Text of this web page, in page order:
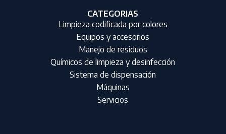
CATEGORIAS
Limpieza codificada por colores
Equipos y accesorios
Manejo de residuos
Químicos de limpieza y desinfección
Sistema de dispensación
Máquinas
Servicios